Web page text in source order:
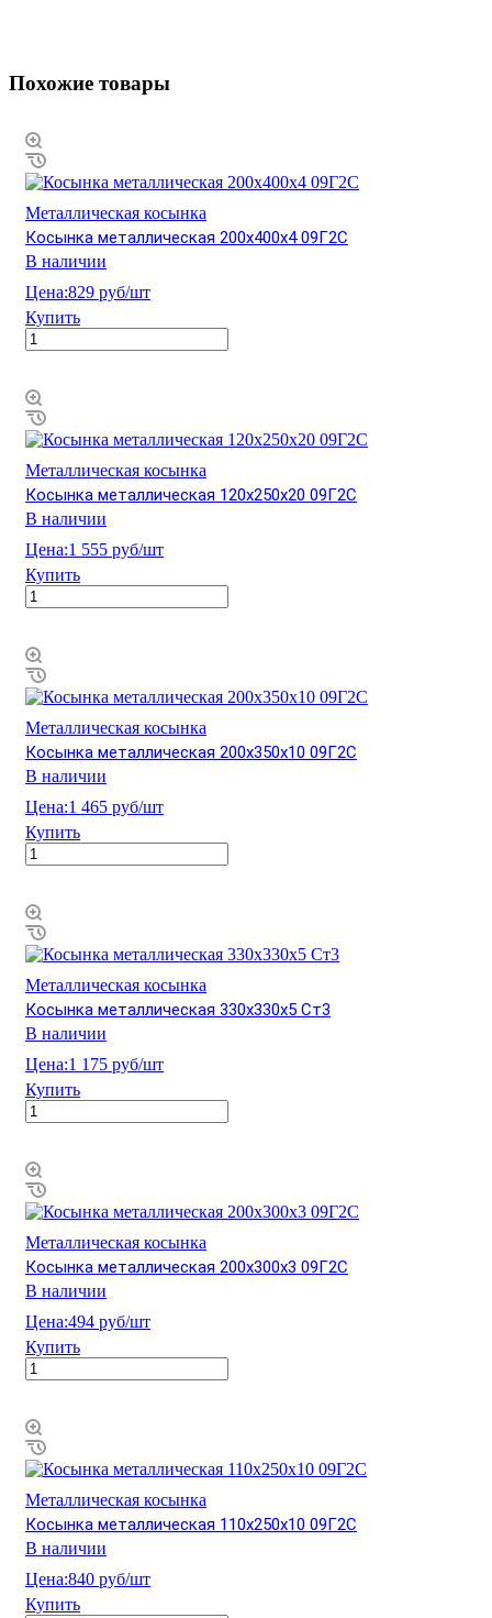
Похожие товары
Металлическая косынка
Косынка металлическая 200х400х4 09Г2С
В наличии
Цена:829 руб/шт
Купить
Металлическая косынка
Косынка металлическая 120х250х20 09Г2С
В наличии
Цена:1 555 руб/шт
Купить
Металлическая косынка
Косынка металлическая 200х350х10 09Г2С
В наличии
Цена:1 465 руб/шт
Купить
Металлическая косынка
Косынка металлическая 330х330х5 Ст3
В наличии
Цена:1 175 руб/шт
Купить
Металлическая косынка
Косынка металлическая 200х300х3 09Г2С
В наличии
Цена:494 руб/шт
Купить
Металлическая косынка
Косынка металлическая 110х250х10 09Г2С
В наличии
Цена:840 руб/шт
Купить